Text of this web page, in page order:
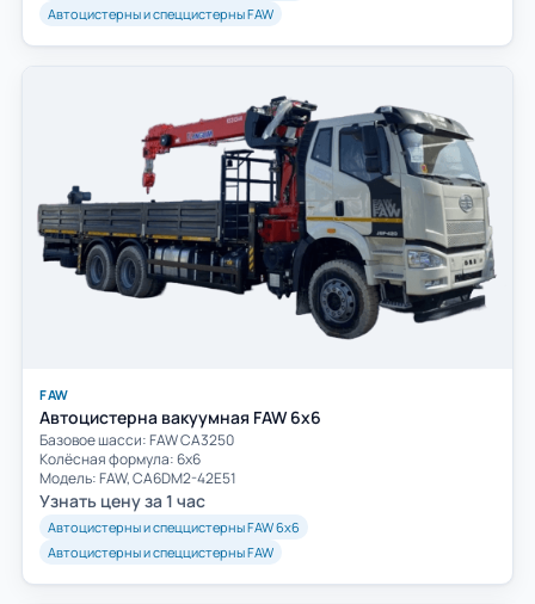
Автоцистерны и спеццистерны FAW
FAW
Автоцистерна вакуумная FAW 6х6
Базовое шасси: FAW СА3250
Колёсная формула: 6х6
Модель: FAW, CA6DM2-42E51
Узнать цену за 1 час
Автоцистерны и спеццистерны FAW 6х6
Автоцистерны и спеццистерны FAW